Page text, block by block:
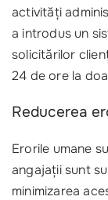
activități
a introdus un
solicitărilor
24 de ore la
Reducerea
Erorile umane
angajații sunt
minimizarea